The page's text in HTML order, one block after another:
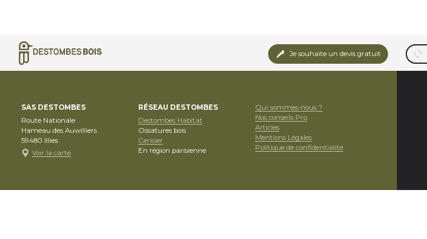
Je souhaite un devis gratuit
SAS DESTOMBES
Route Nationale
Hameau des Auwilliers
59480 Illies
Voir la carte
RÉSEAU DESTOMBES
Destombes Habitat
Ossatures bois
Cerisier
En région parisienne
Qui sommes-nous ?
Nos conseils Pro
Articles
Mentions Légales
Politique de confidentialité